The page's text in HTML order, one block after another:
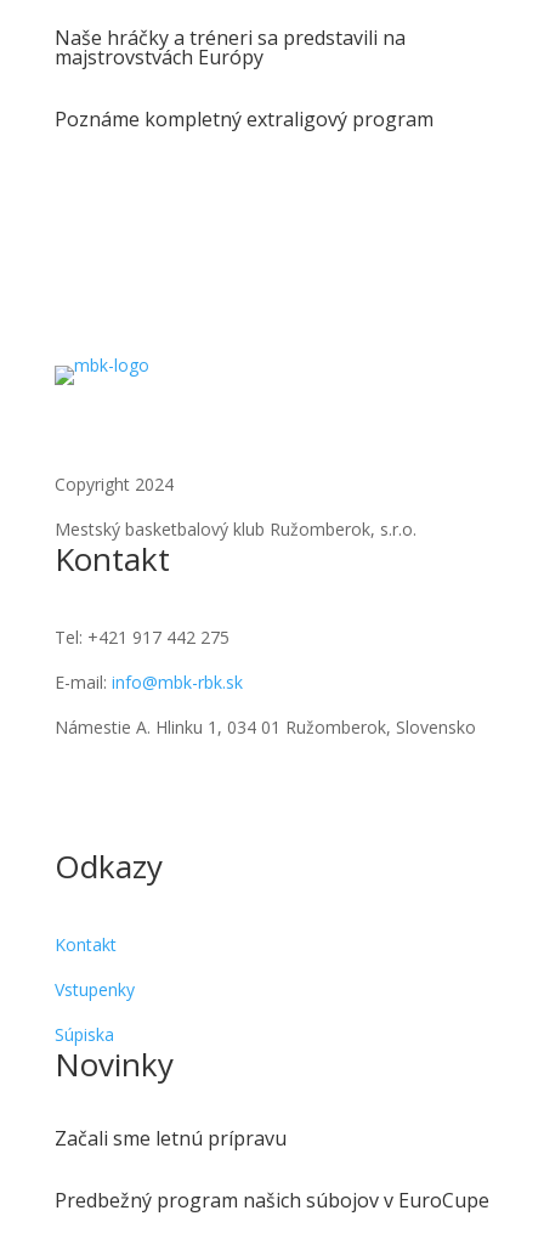
Naše hráčky a tréneri sa predstavili na
majstrovstvách Európy
Poznáme kompletný extraligový program
Copyright 2024
Mestský basketbalový klub Ružomberok, s.r.o.
Kontakt
Tel: +421 917 442 275
E-mail: info@mbk-rbk.sk
Námestie A. Hlinku 1, 034 01 Ružomberok, Slovensko
Odkazy
Kontakt
Vstupenky
Súpiska
Novinky
Začali sme letnú prípravu
Predbežný program našich súbojov v EuroCupe